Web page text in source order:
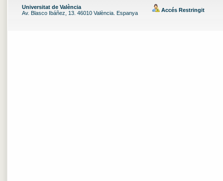
Universitat de València
Av. Blasco Ibáñez, 13. 46010 València. Espanya
Accés Restringit